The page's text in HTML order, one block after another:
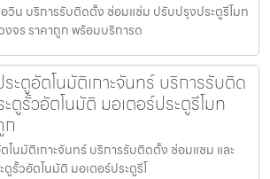
วิน บริการรับติดตั้ง ซ่อมแซ่ม ปรับปรุงประตูรีโมท
จร ราคาถูก พร้อมบริการด
ะตูอัตโนมัติเกาะจันทร์ บริการรับติด
ตูรั้วอัตโนมัติ มอเตอร์ประตูรีโมท
ก
โนมัติเกาะจันทร์ บริการรับติดตั้ง ซ่อมแซม และ
ตูรั้วอัตโนมัติ มอเตอร์ประตูรีโ